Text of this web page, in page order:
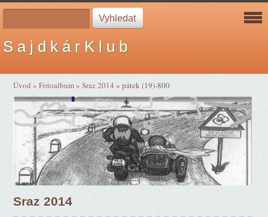
S a j d k á r K l u b
Úvod »Fotoalbum»Sraz 2014»pátek (19)-800
Sraz 2014